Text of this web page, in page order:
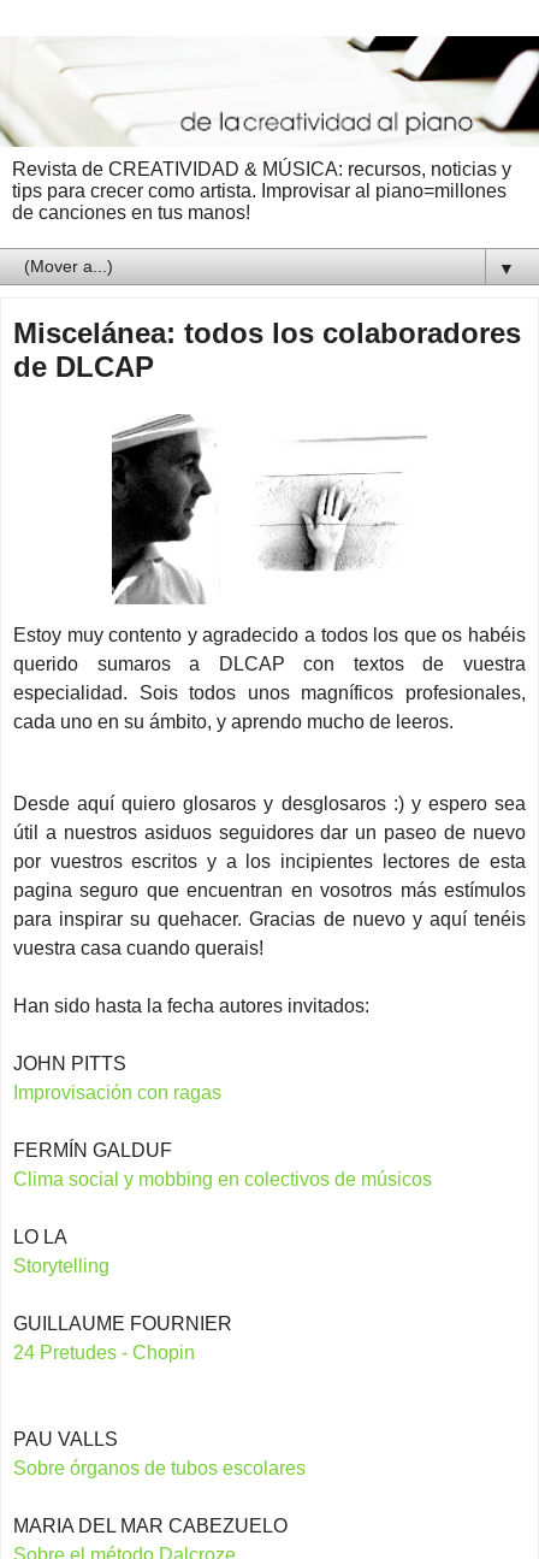
Revista de CREATIVIDAD & MÚSICA: recursos, noticias y
tips para crecer como artista. Improvisar al piano=millones
de canciones en tus manos!
▼
Miscelánea: todos los colaboradores
de DLCAP
Estoy muy contento y agradecido a todos los que os habéis
querido sumaros a DLCAP con textos de vuestra
especialidad. Sois todos unos magníficos profesionales,
cada uno en su ámbito, y aprendo mucho de leeros.
Desde aquí quiero glosaros y desglosaros :) y espero sea
útil a nuestros asiduos seguidores dar un paseo de nuevo
por vuestros escritos y a los incipientes lectores de esta
pagina seguro que encuentran en vosotros más estímulos
para inspirar su quehacer. Gracias de nuevo y aquí tenéis
vuestra casa cuando querais!
Han sido hasta la fecha autores invitados:
JOHN PITTS
Improvisación con ragas
FERMÍN GALDUF
Clima social y mobbing en colectivos de músicos
LO LA
Storytelling
GUILLAUME FOURNIER
24 Pretudes - Chopin
PAU VALLS
Sobre órganos de tubos escolares
MARIA DEL MAR CABEZUELO
Sobre el método Dalcroze